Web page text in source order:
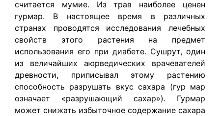
считается мумие. Из трав наиболее ценен
гурмар. В настоящее время в различных
странах проводятся исследования лечебных
свойств этого растения на предмет
использования его при диабете. Сушрут, один
из величайших аюрведических врачевателей
древности, приписывал этому растению
способность разрушать вкус сахара (гур мар
означает «разрушающий сахар»). Гурмар
может снижать избыточное содержание сахара